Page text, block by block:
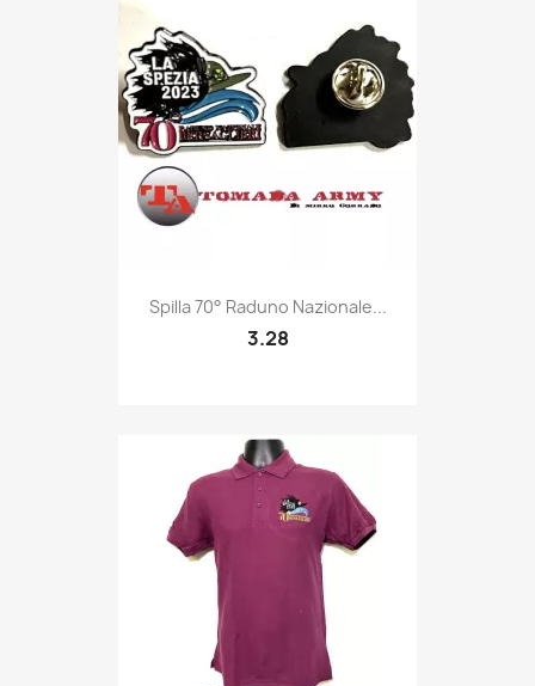
Quick view
Spilla 70° Raduno Nazionale...
3.28